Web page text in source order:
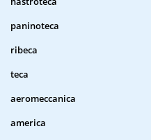
paninoteca
ribeca
teca
aeromeccanica
america